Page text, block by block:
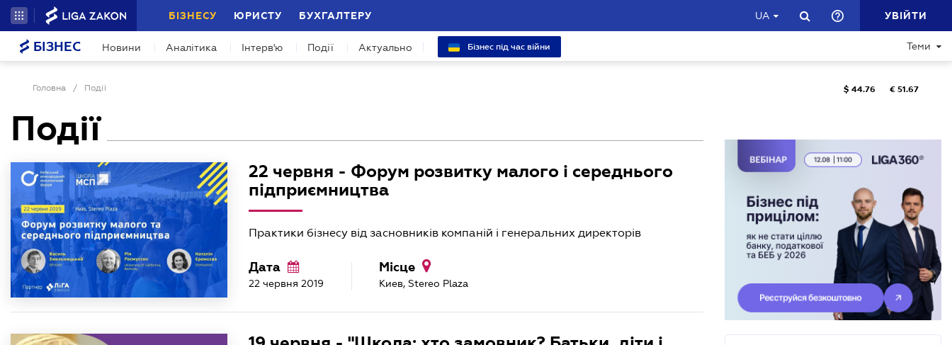
БІЗНЕСУ ЮРИСТУ БУХГАЛТЕРУ UA УВІЙТИ
БІЗНЕС Новини Аналітика Інтерв'ю Події Актуально Бізнес під час війни Теми
Головна / Події $ 44.76 € 51.67
Події
22 червня - Форум розвитку малого і середнього
підприємництва
Практики бізнесу від засновників компаній і генеральних директорів
Дата
22 червня 2019
Місце
Киев, Stereo Plaza